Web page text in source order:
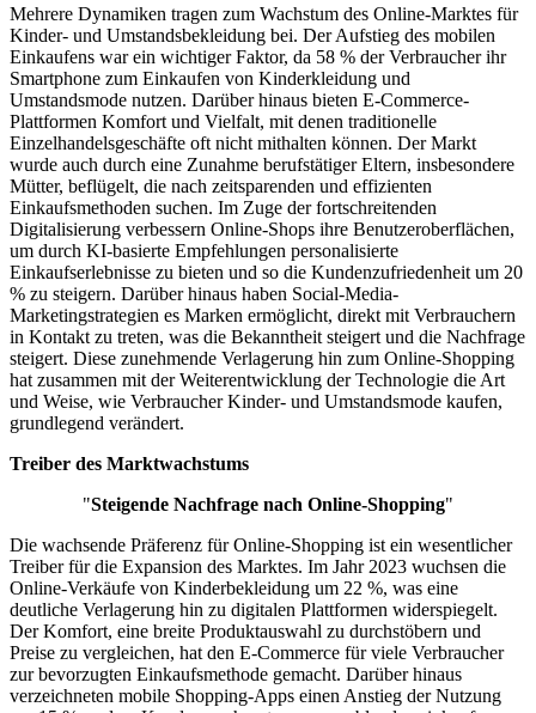
Mehrere Dynamiken tragen zum Wachstum des Online-Marktes für
Kinder- und Umstandsbekleidung bei. Der Aufstieg des mobilen
Einkaufens war ein wichtiger Faktor, da 58 % der Verbraucher ihr
Smartphone zum Einkaufen von Kinderkleidung und
Umstandsmode nutzen. Darüber hinaus bieten E-Commerce-
Plattformen Komfort und Vielfalt, mit denen traditionelle
Einzelhandelsgeschäfte oft nicht mithalten können. Der Markt
wurde auch durch eine Zunahme berufstätiger Eltern, insbesondere
Mütter, beflügelt, die nach zeitsparenden und effizienten
Einkaufsmethoden suchen. Im Zuge der fortschreitenden
Digitalisierung verbessern Online-Shops ihre Benutzeroberflächen,
um durch KI-basierte Empfehlungen personalisierte
Einkaufserlebnisse zu bieten und so die Kundenzufriedenheit um 20
% zu steigern. Darüber hinaus haben Social-Media-
Marketingstrategien es Marken ermöglicht, direkt mit Verbrauchern
in Kontakt zu treten, was die Bekanntheit steigert und die Nachfrage
steigert. Diese zunehmende Verlagerung hin zum Online-Shopping
hat zusammen mit der Weiterentwicklung der Technologie die Art
und Weise, wie Verbraucher Kinder- und Umstandsmode kaufen,
grundlegend verändert.
Treiber des Marktwachstums
"Steigende Nachfrage nach Online-Shopping"
Die wachsende Präferenz für Online-Shopping ist ein wesentlicher
Treiber für die Expansion des Marktes. Im Jahr 2023 wuchsen die
Online-Verkäufe von Kinderbekleidung um 22 %, was eine
deutliche Verlagerung hin zu digitalen Plattformen widerspiegelt.
Der Komfort, eine breite Produktauswahl zu durchstöbern und
Preise zu vergleichen, hat den E-Commerce für viele Verbraucher
zur bevorzugten Einkaufsmethode gemacht. Darüber hinaus
verzeichneten mobile Shopping-Apps einen Anstieg der Nutzung